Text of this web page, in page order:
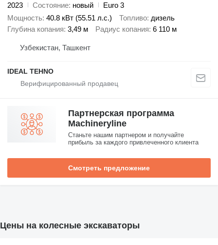
2023
Состояние новый
Euro 3
Мощность 40.8 кВт (55.51 л.с.) Топливо дизель
Глубина копания 3,49 м Радиус копания 6 110 м
Узбекистан, Ташкент
IDEAL TEHNO
Партнерская программа
Machineryline
Станьте нашим партнером и получайте
прибыль за каждого привлеченного клиента
Смотреть предложение
Цены на колесные экскаваторы